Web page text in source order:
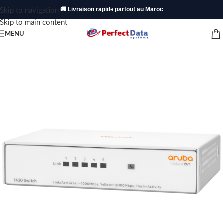
Skip to navigation
Skip to main content
🚚 Livraison rapide partout au Maroc
MENU